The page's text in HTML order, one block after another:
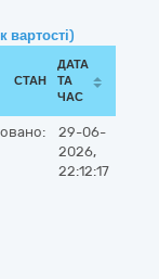
вартості)
СТАН
ДАТА
ТА
ЧАС
29-06-
2026,
22:12:17